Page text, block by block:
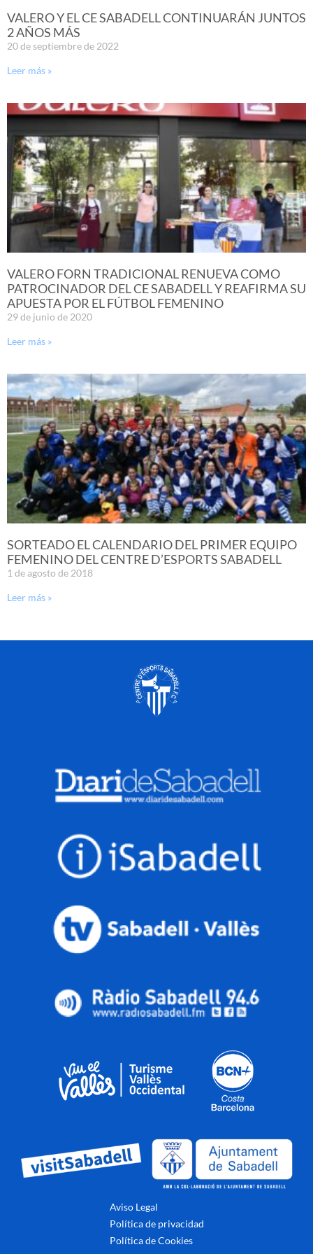
VALERO Y EL CE SABADELL CONTINUARÁN JUNTOS
2 AÑOS MÁS
20 de septiembre de 2022
Leer más »
VALERO FORN TRADICIONAL RENUEVA COMO
PATROCINADOR DEL CE SABADELL Y REAFIRMA SU
APUESTA POR EL FÚTBOL FEMENINO
29 de junio de 2020
Leer más »
SORTEADO EL CALENDARIO DEL PRIMER EQUIPO
FEMENINO DEL CENTRE D’ESPORTS SABADELL
1 de agosto de 2018
Leer más »
Aviso Legal
Política de privacidad
Política de Cookies